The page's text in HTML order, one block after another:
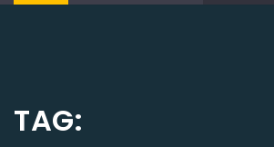
TAG: